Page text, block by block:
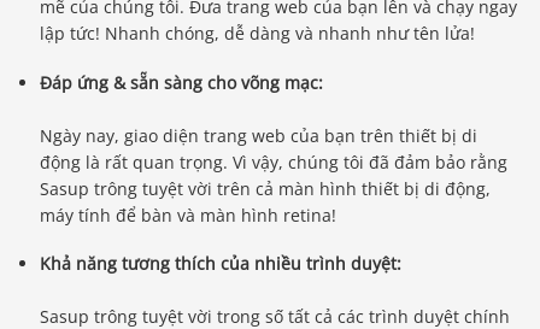
mẽ của chúng tôi. Đưa trang web của bạn lên và chạy ngay
lập tức! Nhanh chóng, dễ dàng và nhanh như tên lửa!
Đáp ứng & sẵn sàng cho võng mạc:
Ngày nay, giao diện trang web của bạn trên thiết bị di
động là rất quan trọng. Vì vậy, chúng tôi đã đảm bảo rằng
Sasup trông tuyệt vời trên cả màn hình thiết bị di động,
máy tính để bàn và màn hình retina!
Khả năng tương thích của nhiều trình duyệt:
Sasup trông tuyệt vời trong số tất cả các trình duyệt chính